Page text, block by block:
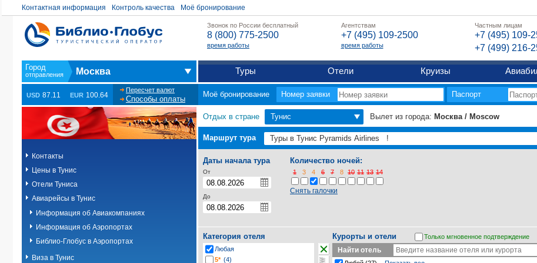
Контактная информация Контроль качества Моё бронирование
Звонок по России бесплатный
8 (800) 775-2500
время работы
Агентствам
+7 (495) 109-2500
время работы
Частным лицам
+7 (495) 109-
+7 (499) 216-
Москва Туры Отели Круизы
USD 87.11 EUR 100.64
Пересчет валют
Способы оплаты
Моё бронирование Номер заявки Паспорт
Контакты
Цены в Тунис
Отели Туниса
Авиарейсы в Тунис
Информация об Авиакомпаниях
Информация об Аэропортах
Библио-Глобус в Аэропортах
Виза в Тунис
Отдых в стране Тунис Вылет из города: Москва / Moscow
Маршрут тура
Даты начала тура
От
До
Количество ночей:
1 3 4 6 7 8 10 11 13 14
Снять галочки
Категория отеля
Любая
5* (4)
Только мгновенное подтверждение
Курорты и отели
Найти отель